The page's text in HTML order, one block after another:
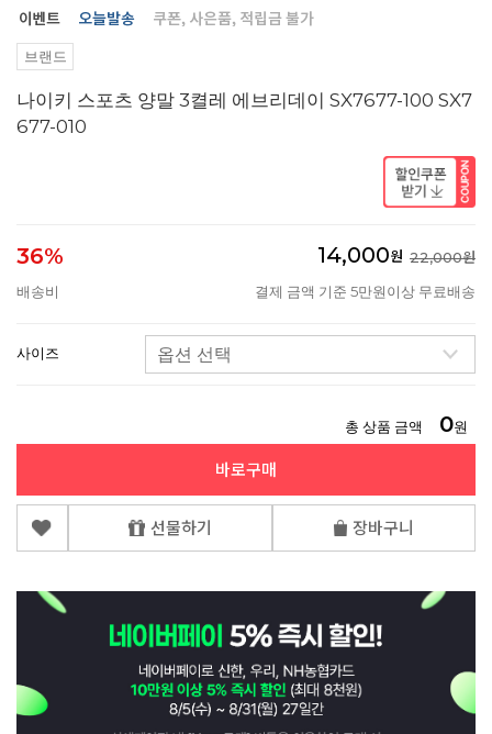
브랜드
나이키 스포츠 양말 3켤레 에브리데이 SX7677-100 SX7
677-010
36% 14,000원 22,000원
배송비
결제 금액 기준 5만원이상 무료배송
사이즈
총 상품 금액 0원
바로구매
선물하기 장바구니